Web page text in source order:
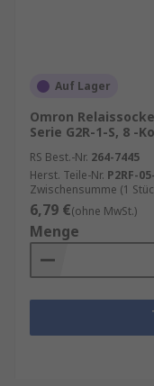
Auf Lager
Omron
Serie G2R-1-S, 8 -
RS Best.-Nr. 264-7445
Herst. Teile-Nr. P2RF-
Zwischensumme (1
6,79 €(ohne MwSt.)
Menge